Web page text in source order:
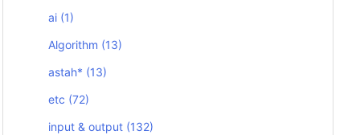
ai (1)
Algorithm (13)
astah* (13)
etc (72)
input & output (132)